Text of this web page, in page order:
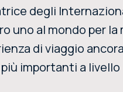
degli
uno al mondo per
di viaggio
importanti a livello